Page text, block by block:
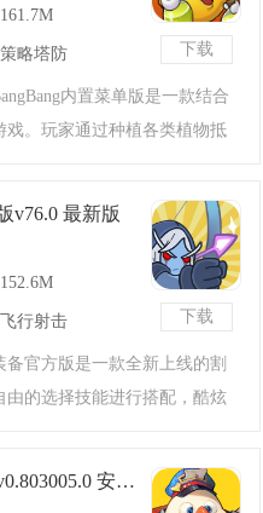
下载
161.7M
策略塔防
内置菜单版是一款结合
戏。玩家通过种植各类植物抵
、增加金币的福利，每种植物
下载
v76.0 最新版
152.6M
飞行射击
备官方版是一款全新上线的割
由的选择技能进行搭配，酷炫
无尽梦回官方最新版v0.803005.0 安卓版